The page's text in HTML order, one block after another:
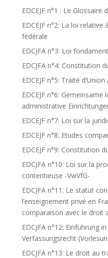
EDCEJF n°1 : Le
EDCEJF n°2: La loi
fédérale
EDCJFA n°3: Loi
EDCJFA n°4: Constitution
EDCEJF n°5: Traité
EDCEJF n°6:
administrative
EDCEJF n°7: Loi sur la
EDCEJF n°8: Etudes
EDCEJF n°9: Constitution
EDCJFA n°10: Loi sur la
contentieuse -VwVfG-
EDCJFA n°11: Le statut
l’enseignement privé en
comparaison avec le droit
EDCJFA n°12: Einführung
Verfassungsrecht
EDCJFA n°13: Le droit au